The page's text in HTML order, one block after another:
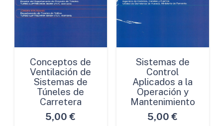
Conceptos de
Ventilación de
Sistemas de
Túneles de
Carretera
5,00 €
Sistemas de
Control
Aplicados a la
Operación y
Mantenimiento
5,00 €